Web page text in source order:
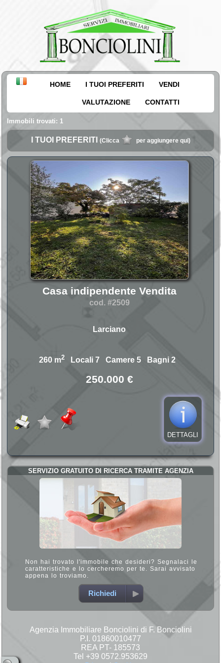
HOME I TUOI PREFERITI VENDI
VALUTAZIONE CONTATTI
Immobili trovati: 1
I TUOI PREFERITI (Clicca per aggiungere qui)
Casa indipendente Vendita
cod. #2509
Larciano
260 m2 Locali 7 Camere 5 Bagni 2
250.000 €
DETTAGLI
SERVIZIO GRATUITO DI RICERCA TRAMITE AGENZIA
Non hai trovato l'immobile che desideri? Segnalaci le
caratteristiche e lo cercheremo per te. Sarai avvisato
appena lo troviamo.
Richiedi
Agenzia Immobiliare Bonciolini di F. Bonciolini
P.I. 01860010477
REA PT- 185573
Tel +39 0572.953629